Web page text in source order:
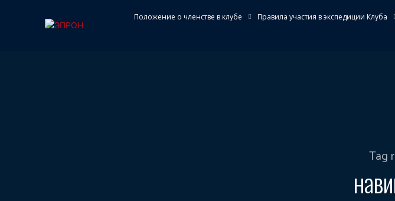
Положение о членстве в клубе Правила участия в экспедиции Клуба
Tag